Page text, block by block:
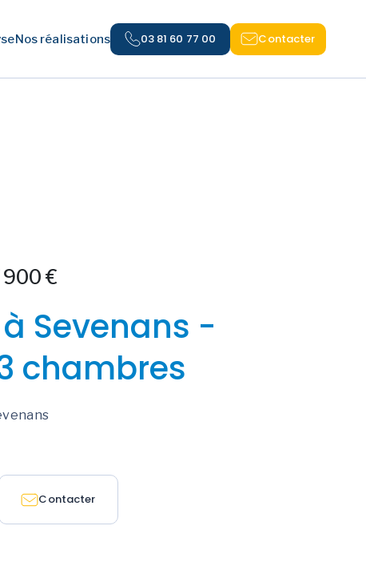
Nos réalisations 03 81 60 77 00 Contacter
€
Sevenans -
chambres
Contacter